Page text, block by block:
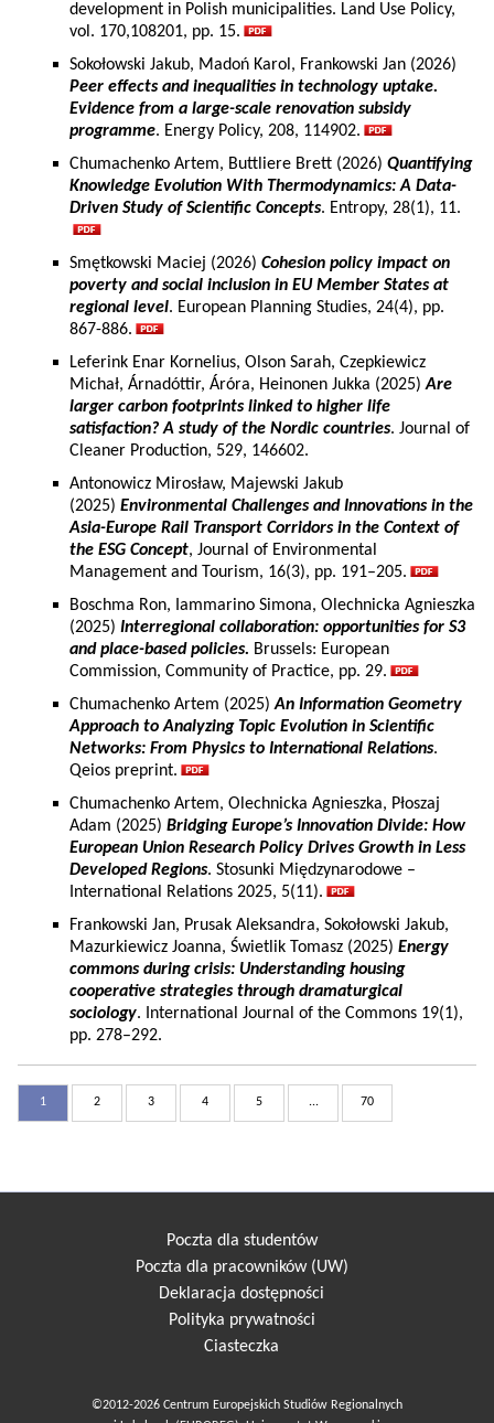
development in Polish municipalities. Land Use Policy,
vol. 170,108201, pp. 15.
Sokołowski Jakub, Madoń Karol, Frankowski Jan (2026)
Peer effects and inequalities in technology uptake.
Evidence from a large-scale renovation subsidy
programme. Energy Policy, 208, 114902.
Chumachenko Artem, Buttliere Brett (2026) Quantifying
Knowledge Evolution With Thermodynamics: A Data-
Driven Study of Scientific Concepts. Entropy, 28(1), 11.
Smętkowski Maciej (2026) Cohesion policy impact on
poverty and social inclusion in EU Member States at
regional level. European Planning Studies, 24(4), pp.
867-886.
Leferink Enar Kornelius, Olson Sarah, Czepkiewicz
Michał, Árnadóttir, Áróra, Heinonen Jukka (2025)Are
larger carbon footprints linked to higher life
satisfaction? A study of the Nordic countries. Journal of
Cleaner Production, 529, 146602.
Antonowicz Mirosław, Majewski Jakub
(2025) Environmental Challenges and Innovations in the
Asia-Europe Rail Transport Corridors in the Context of
the ESG Concept, Journal of Environmental
Management and Tourism, 16(3), pp. 191–205.
Boschma Ron, Iammarino Simona, Olechnicka Agnieszka
(2025) Interregional collaboration: opportunities for S3
and place-based policies. Brussels: European
Commission, Community of Practice, pp. 29.
Chumachenko Artem (2025)An Information Geometry
Approach to Analyzing Topic Evolution in Scientific
Networks: From Physics to International Relations.
Qeios preprint.
Chumachenko Artem, Olechnicka Agnieszka, Płoszaj
Adam (2025) Bridging Europe’s Innovation Divide: How
European Union Research Policy Drives Growth in Less
Developed Regions. Stosunki Międzynarodowe –
International Relations 2025, 5(11).
Frankowski Jan, Prusak Aleksandra, Sokołowski Jakub,
Mazurkiewicz Joanna, Świetlik Tomasz (2025) Energy
commons during crisis: Understanding housing
cooperative strategies through dramaturgical
sociology. International Journal of the Commons 19(1),
pp. 278–292.
1 2 3 4 5 ... 70
Poczta dla studentów
Poczta dla pracowników (UW)
Deklaracja dostępności
Polityka prywatności
Ciasteczka
©2012-2026 Centrum Europejskich Studiów Regionalnych